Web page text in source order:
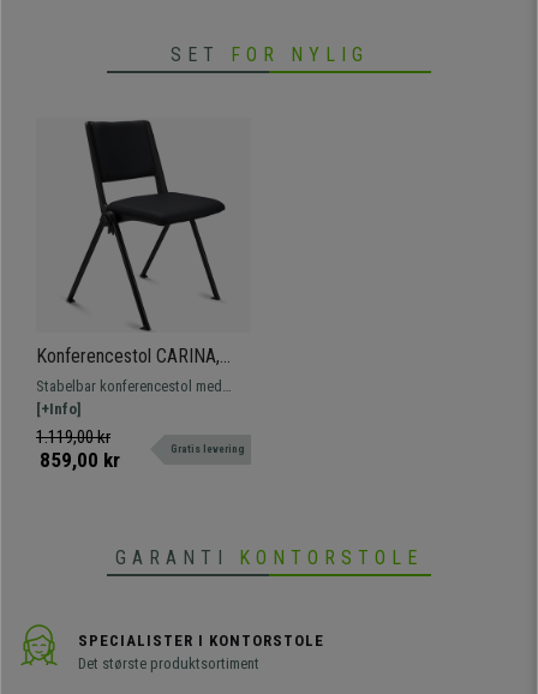
SET FOR NYLIG
Konferencestol CARINA,
Stabelbar, Tilslutningskroge,
Sorte Ben og Sort Læder
Stabelbar konferencestol med
tilslutningssystem. Attraktivt,
moderne design, fås med betræk,
bord og armlæn.
[+Info]
1.119,00 kr
859,00 kr Gratis levering
GARANTI KONTORSTOLE
SPECIALISTER I KONTORSTOLE
Det største produktsortiment